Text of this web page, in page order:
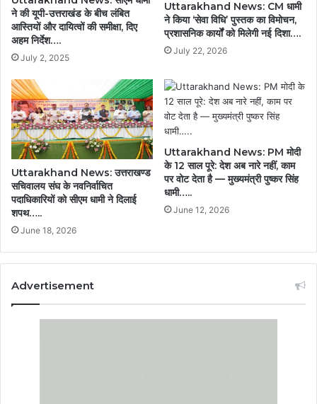
ने की यूपी-उत्तराखंड के बीच लंबित
आस्तियों और दायित्वों की समीक्षा, दिए
अहम निर्देश….
July 2, 2025
Uttarakhand News: CM धामी
ने किया ‘सेवा विधि’ पुस्तक का विमोचन,
प्रशासनिक कार्यों को मिलेगी नई दिशा….
July 22, 2026
Uttarakhand News: उत्तराखण्ड
सचिवालय संघ के नवनिर्वाचित
पदाधिकारियों को सीएम धामी ने दिलाई
शपथ…..
June 18, 2026
Uttarakhand News: PM मोदी
के 12 साल पूरे: देश अब नारे नहीं, काम
पर वोट देता है — मुख्यमंत्री पुष्कर सिंह
धामी…..
June 12, 2026
Advertisement